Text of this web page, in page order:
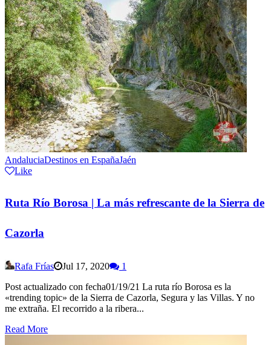
AndaluciaDestinos en EspañaJaén
Like
Ruta Río Borosa | La más refrescante de la Sierra de
Cazorla
Rafa Frías Jul 17, 2020
1
Post actualizado con fecha01/19/21 La ruta río Borosa es la
«trending topic» de la Sierra de Cazorla, Segura y las Villas. Y no
me extraña. El recorrido a la ribera...
Read More